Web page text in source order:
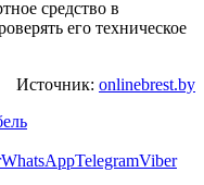
средство в
его техническое
Источник: onlinebrest.by
WhatsAppTelegramViber